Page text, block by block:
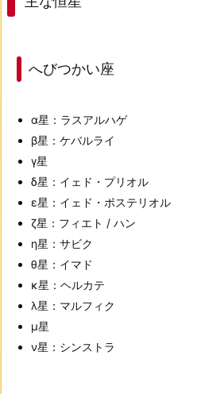
へびつかい座
α星：ラスアルハゲ
β星：ケバルライ
γ星
δ星：イェド・プリオル
ε星：イェド・ポステリオル
ζ星：フィエト / ハン
η星：サビク
θ星：イマド
κ星：ヘルカテ
λ星：マルフィク
μ星
ν星：シンストラ